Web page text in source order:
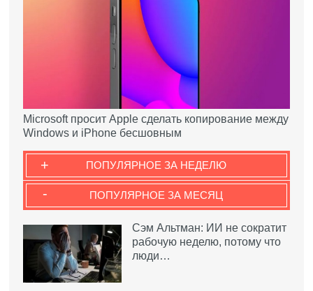
Microsoft просит Apple сделать копирование между
Windows и iPhone бесшовным
ПОПУЛЯРНОЕ ЗА НЕДЕЛЮ
+
ПОПУЛЯРНОЕ ЗА МЕСЯЦ
-
Сэм Альтман: ИИ не сократит
рабочую неделю, потому что
люди…